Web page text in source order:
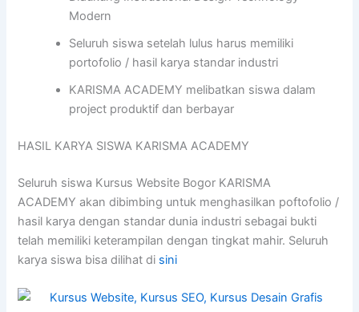
Modern
Seluruh siswa setelah lulus harus memiliki
portofolio / hasil karya standar industri
KARISMA ACADEMY melibatkan siswa dalam
project produktif dan berbayar
HASIL KARYA SISWA KARISMA ACADEMY
Seluruh siswa Kursus Website Bogor KARISMA
ACADEMY akan dibimbing untuk menghasilkan poftofolio /
hasil karya dengan standar dunia industri sebagai bukti
telah memiliki keterampilan dengan tingkat mahir. Seluruh
karya siswa bisa dilihat di sini